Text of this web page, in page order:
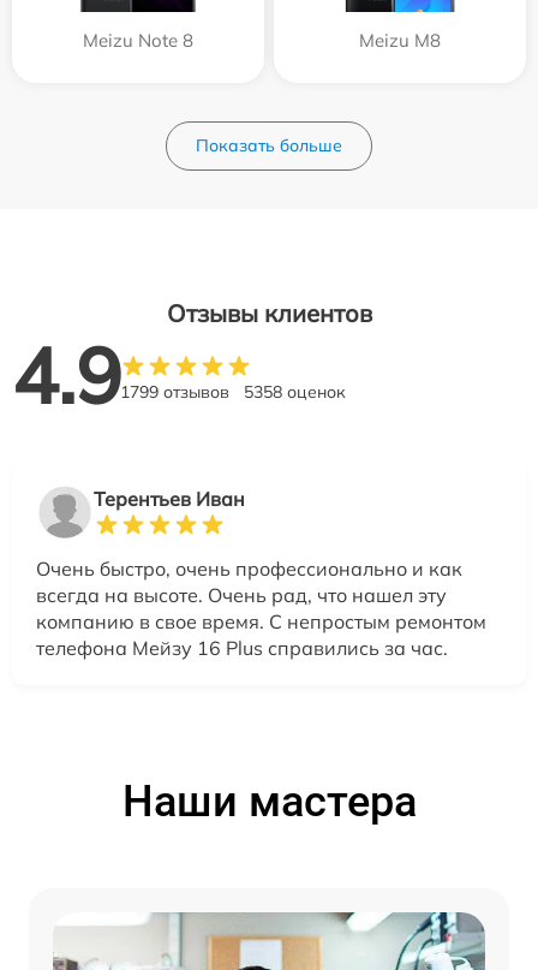
Meizu Note 8 Meizu M8
Показать больше
Отзывы клиентов
4.91799 отзывов 5358 оценок
Терентьев Иван
Очень быстро, очень профессионально и как
всегда на высоте. Очень рад, что нашел эту
компанию в свое время. С непростым ремонтом
телефона Мейзу 16 Plus справились за час.
Наши мастера